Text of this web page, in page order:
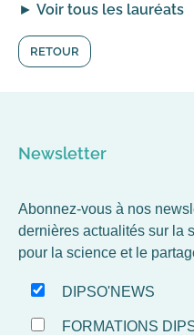
► Voir tous les lauréats
RETOUR
Newsletter
Abonnez-vous à nos
dernières actualités sur la
pour la science et le
DIPSO'NEWS
FORMATIONS